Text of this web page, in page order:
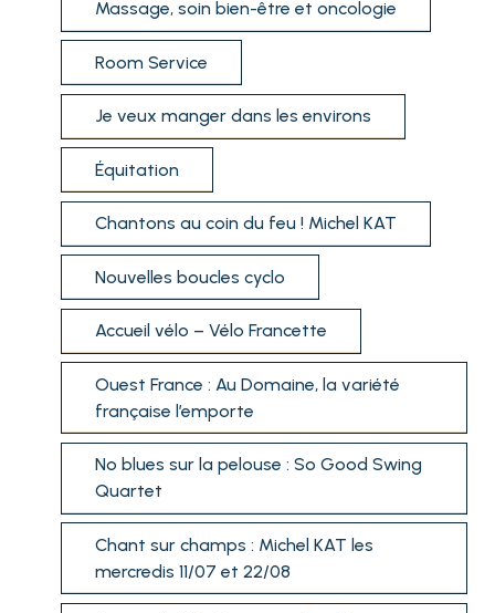
Massage, soin bien-être et oncologie
Room Service
Je veux manger dans les environs
Équitation
Chantons au coin du feu ! Michel KAT
Nouvelles boucles cyclo
Accueil vélo – Vélo Francette
Ouest France : Au Domaine, la variété
française l’emporte
No blues sur la pelouse : So Good Swing
Quartet
Chant sur champs : Michel KAT les
mercredis 11/07 et 22/08